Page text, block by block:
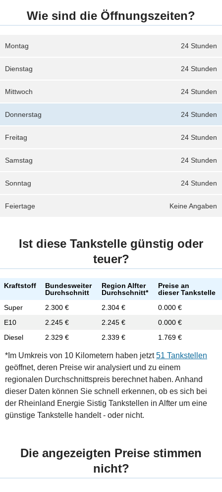
Wie sind die Öffnungszeiten?
24 Stunden
Montag
24 Stunden
Dienstag
24 Stunden
Mittwoch
24 Stunden
Donnerstag
24 Stunden
Freitag
24 Stunden
Samstag
24 Stunden
Sonntag
Keine Angaben
Feiertage
Ist diese Tankstelle günstig oder
teuer?
Kraftstoff
Bundesweiter
Durchschnitt
Region Alfter
Durchschnitt*
Preise an
dieser Tankstelle
Super
2.300 € 2.304 €
0.000 €
E10
2.245 € 2.245 €
0.000 €
Diesel
2.329 € 2.339 € 1.769 €
*Im Umkreis von 10 Kilometern haben jetzt51 Tankstellen
geöffnet, deren Preise wir analysiert und zu einem
regionalen Durchschnittspreis berechnet haben. Anhand
dieser Daten können Sie schnell erkennen, ob es sich bei
der Rheinland Energie Sistig Tankstellen in Alfter um eine
günstige Tankstelle handelt - oder nicht.
Die angezeigten Preise stimmen
nicht?